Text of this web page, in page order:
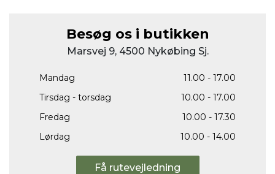
Besøg os i butikken
Marsvej 9, 4500 Nykøbing Sj.
Mandag
11.00 - 17.00
Tirsdag - torsdag
10.00 - 17.00
Fredag
10.00 - 17.30
Lørdag
10.00 - 14.00
Få rutevejledning